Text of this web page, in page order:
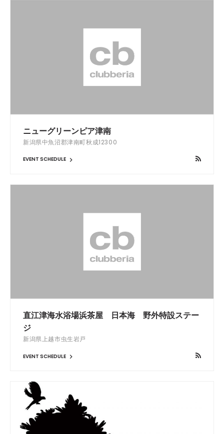
ニューグリーンピア津南
新潟県中魚沼郡津南町秋成12300
EVENT SCHEDULE
直江津海水浴場浜茶屋 日本海 野外特設ステー
ジ
新潟県上越市虫生岩戸
EVENT SCHEDULE